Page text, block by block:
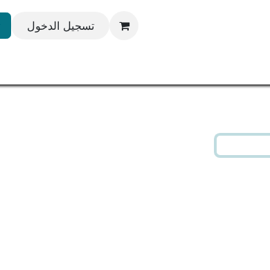
تسجيل الدخول